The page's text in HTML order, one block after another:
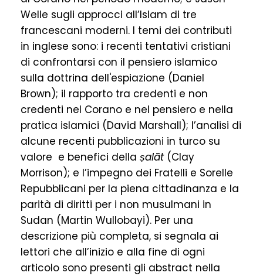
Welle sugli approcci all’Islam di tre
francescani moderni. I temi dei contributi
in inglese sono: i recenti tentativi cristiani
di confrontarsi con il pensiero islamico
sulla dottrina dell'espiazione (Daniel
Brown); il rapporto tra credenti e non
credenti nel Corano e nel pensiero e nella
pratica islamici (David Marshall); l’analisi di
alcune recenti pubblicazioni in turco su
valore e benefici della ṣalāt(Clay
Morrison); e l’impegno dei Fratelli e Sorelle
Repubblicani per la piena cittadinanza e la
parità di diritti per i non musulmani in
Sudan (Martin Wullobayi). Per una
descrizione più completa, si segnala ai
lettori che all’inizio e alla fine di ogni
articolo sono presenti gli abstract nella